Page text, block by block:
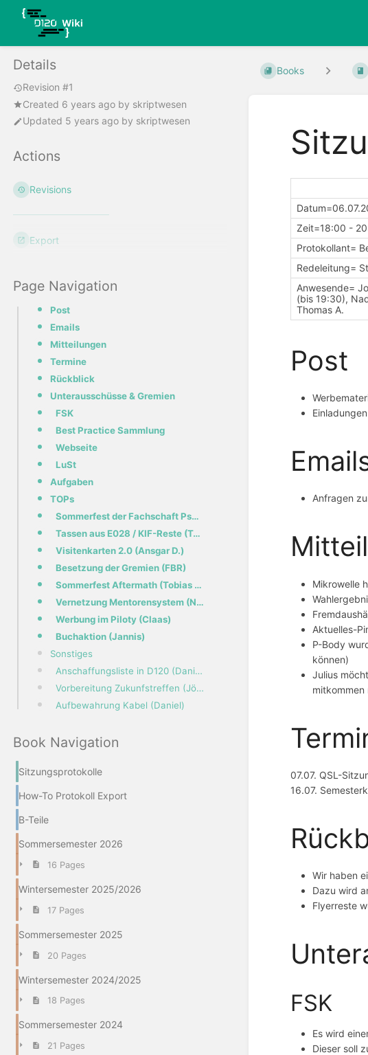
Details
Revision #1
Created 6 years ago by skriptwesen
Updated 5 years ago by skriptwesen
Actions
Revisions
Export
Page Navigation
Post
Emails
Mitteilungen
Termine
Rückblick
Unterausschüsse & Gremien
FSK
Best Practice Sammlung
Webseite
LuSt
Aufgaben
TOPs
Sommerfest der Fachschaft Psychologie (fs@)
Tassen aus E028 / KIF-Reste (Tobias H.)
Visitenkarten 2.0 (Ansgar D.)
Besetzung der Gremien (FBR)
Sommerfest Aftermath (Tobias H.)
Vernetzung Mentorensystem (Nicole)
Werbung im Piloty (Claas)
Buchaktion (Jannis)
Sonstiges
Anschaffungsliste in D120 (Daniel)
Vorbereitung Zukunfstreffen (Jörn, alle)
Aufbewahrung Kabel (Daniel)
Book Navigation
Sitzungsprotokolle
How-To Protokoll Export
B-Teile
Sommersemester 2026
16 Pages
Wintersemester 2025/2026
17 Pages
Sommersemester 2025
20 Pages
Wintersemester 2024/2025
18 Pages
Sommersemester 2024
21 Pages
Books
Zeit=18:00 -
Protokollant=
Redeleitung=
Anwesende=
(bis 19:30),
Thomas A.
Post
Einladungen
Anfragen
Mikrowelle
Aktuelles-
P-Body
können)
Julius
mitkommen
07.07. QSL-
16.07.
Wir haben
Dazu wird
Flyerreste
FSK
Es wird
Dieser soll